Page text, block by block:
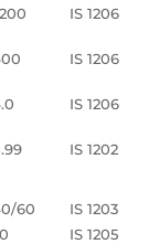
IS 1206
IS 1206
IS 1206
IS 1202
60
IS 1203
IS 1205